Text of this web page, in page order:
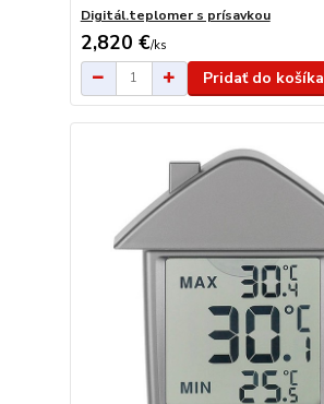
Digitál.teplomer s prísavkou
2,820 €/ks
Pridať do košíka